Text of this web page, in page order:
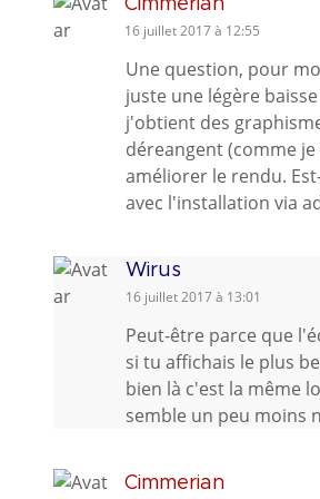
Cimmerian
16 juillet 2017 à 12:55
Une question, pour
juste une légère
j'obtient des
déreangent (comme
améliorer le rendu.
avec l'installation via
Wirus
16 juillet 2017 à 13:01
Peut-être parce que
si tu affichais le plus
bien là c'est la même
semble un peu moins
Cimmerian